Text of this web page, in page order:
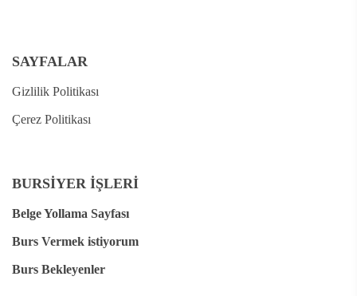
SAYFALAR
Gizlilik Politikası
Çerez Politikası
BURSİYER İŞLERİ
Belge Yollama Sayfası
Burs Vermek istiyorum
Burs Bekleyenler